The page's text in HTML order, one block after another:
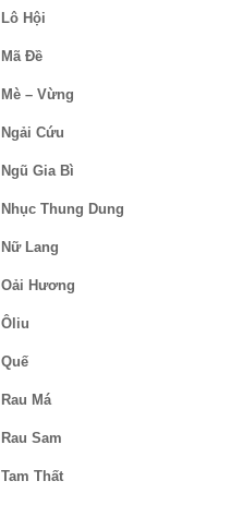
Lô Hội
Mã Đề
Mè – Vừng
Ngải Cứu
Ngũ Gia Bì
Nhục Thung Dung
Nữ Lang
Oải Hương
Ôliu
Quế
Rau Má
Rau Sam
Tam Thất